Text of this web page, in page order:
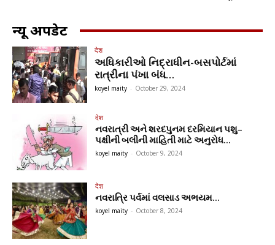
न्यू अपडेट
देश
અધિકારીઓ નિદ્રાધીન-બસપોર્ટમાં
રાત્રીના પંખા બંધ…
koyel maity - October 29, 2024
देश
નવરાત્રી અને શરદપુનમ દરમિયાન પશુ–
પક્ષીની બલીની માહિતી માટે અનુરોધ…
koyel maity - October 9, 2024
देश
નવરાત્રિ પર્વમાં વલસાડ અભયમ…
koyel maity - October 8, 2024